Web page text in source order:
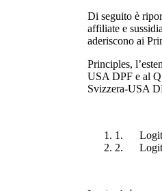
Di seguito è
affiliate e
aderiscono ai
Principles,
USA DPF e al
Svizzera-USA
1.
2.